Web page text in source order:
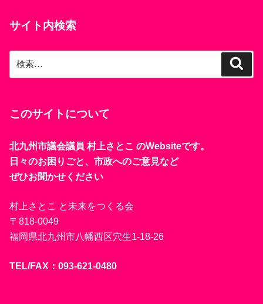
サイト内検索
検
このサイトについて
北九州市議会議員 村上さとこ のWebsiteです。
日々のお困りごと、市政へのご意見など
ぜひお聞かせください
村上さとこ と未来をつくる会
〒818-0049
福岡県北九州市八幡西区穴生1-18-26
TEL/FAX：093-621-0480